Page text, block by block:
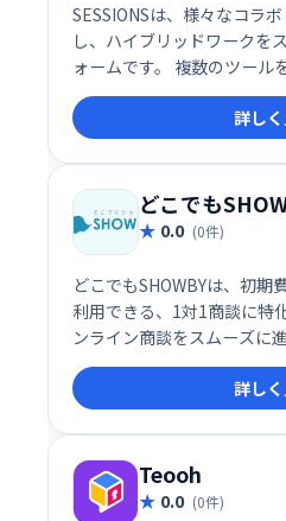
SESSIONSは、様々なコラ
し、ハイブリッドワークを
ォームです。 複数のツール
を解消し、1つの場所で全
管理できます。 効率的な情
クを実現し、生産性の向上
詳し
どこでも
0.0 (0件)
どこでもSHOWBYは、初
利用できる、1対1商談に特
ンライン商談をスムーズに
メントを高めます。手軽に
動を実現します。
詳し
Teooh
0.0 (0件)